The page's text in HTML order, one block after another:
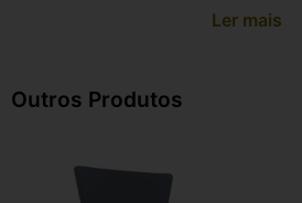
Ler mais
Outros Produtos